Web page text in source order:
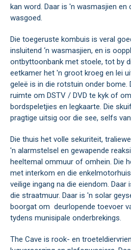
kan word. Daar is 'n wasmasjien en
wasgoed.
Die toegeruste kombuis is veral
insluitend ‘n wasmasjien, en is
ontbyttoonbank met stoele, tot by
eetkamer het 'n groot kroeg en lei
geleë is in die rotstuin onder bome.
ruimte om DSTV / DVD te kyk of
bordspeletjies en legkaarte. Die
pragtige uitsig oor die see, selfs
Die thuis het volle sekuriteit,
'n alarmstelsel en gewapende
heeltemal ommuur of omhein. Die
met interkom en die
veilige ingang na die eiendom. Daar
die straatmuur. Daar is 'n solar
boorgat om deurlopende toevoer
tydens munisipale onderbrekings.
The Cave is rook- en